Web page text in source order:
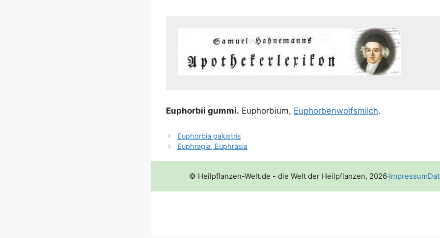
Euphor­bii gum­mi. Euphor­bi­um, Euphor­ben­wolfs­milch.
Euphorbia palustris
Euphragia, Euphrasia
© Heilpflanzen-Welt.de - die Welt der Heilpflanzen, 2026·Impressum